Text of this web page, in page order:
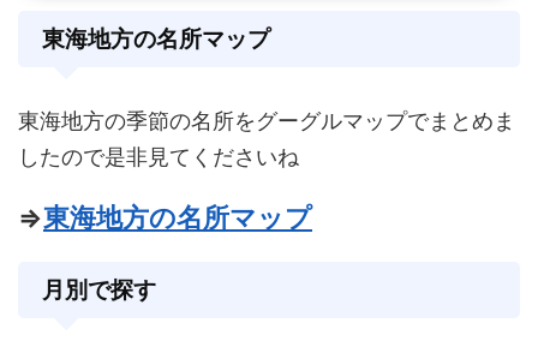
東海地方の名所マップ
東海地方の季節の名所をグーグルマップでまとめま
したので是非見てくださいね
⇒東海地方の名所マップ
月別で探す